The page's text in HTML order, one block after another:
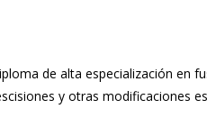
de alta especialización en
y otras modificaciones